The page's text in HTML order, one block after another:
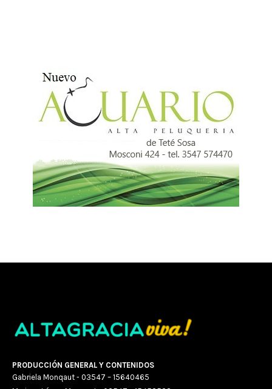
PRODUCCIÓN GENERAL Y CONTENIDOS
Gabriela Monqaut - 03547 – 15640465